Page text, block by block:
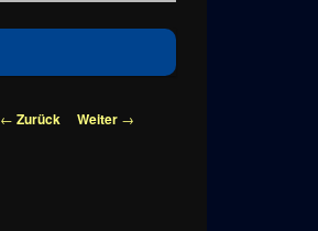
Beitragsnavigation
← Zurück Weiter →